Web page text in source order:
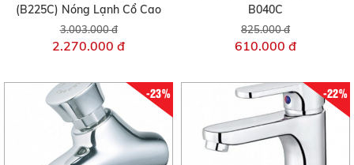
(B225C) Nóng Lạnh Cổ Cao
3.003.000 đ
2.270.000 đ
B040C
825.000 đ
610.000 đ
-23% -22%